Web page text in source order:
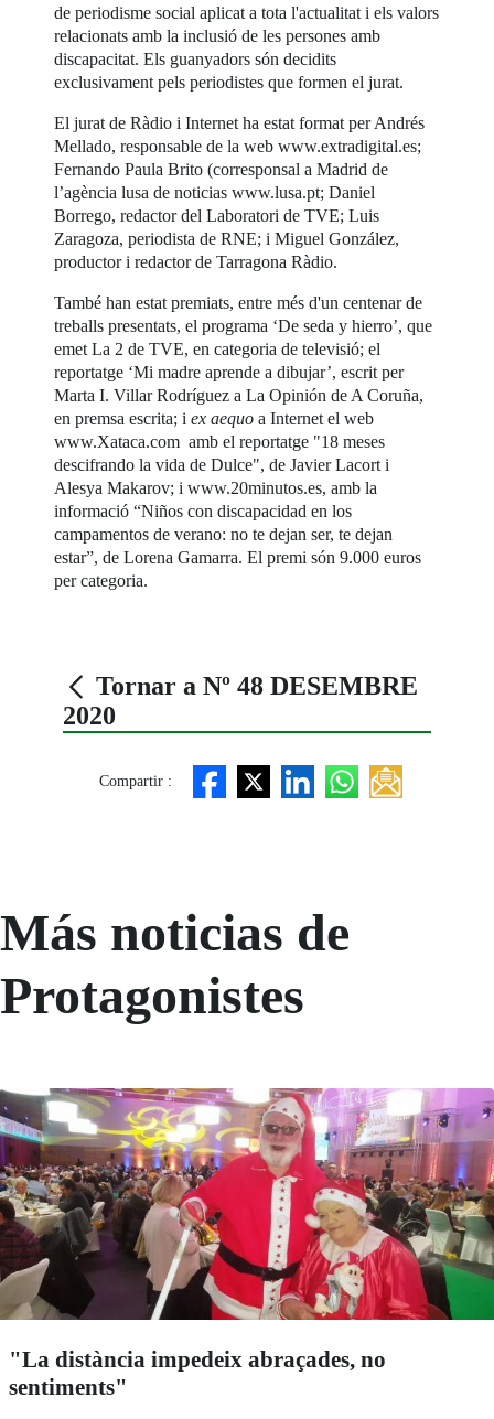
de periodisme social aplicat a tota l'actualitat i els valors
relacionats amb la inclusió de les persones amb
discapacitat. Els guanyadors són decidits
exclusivament pels periodistes que formen el jurat.
El jurat de Ràdio i Internet ha estat format per Andrés
Mellado, responsable de la web www.extradigital.es;
Fernando Paula Brito (corresponsal a Madrid de
l’agència lusa de noticias www.lusa.pt; Daniel
Borrego, redactor del Laboratori de TVE; Luis
Zaragoza, periodista de RNE; i Miguel González,
productor i redactor de Tarragona Ràdio.
També han estat premiats, entre més d'un centenar de
treballs presentats, el programa ‘De seda y hierro’, que
emet La 2 de TVE, en categoria de televisió; el
reportatge ‘Mi madre aprende a dibujar’, escrit per
Marta I. Villar Rodríguez a La Opinión de A Coruña,
en premsa escrita; iex aequoa Internet el web
www.Xataca.com amb el reportatge "18 meses
descifrando la vida de Dulce", de Javier Lacort i
Alesya Makarov; i www.20minutos.es, amb la
informació “Niños con discapacidad en los
campamentos de verano: no te dejan ser, te dejan
estar”, de Lorena Gamarra. El premi són 9.000 euros
per categoria.
Tornar a Nº 48 DESEMBRE
2020
Compartir :
Más noticias de
Protagonistes
"La distància impedeix abraçades, no
sentiments"